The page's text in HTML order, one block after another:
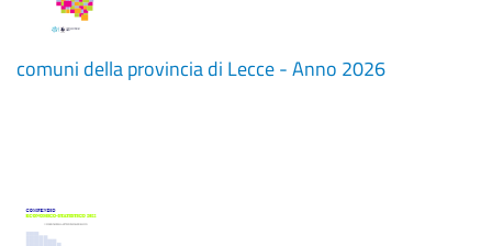
comuni della provincia di Lecce - Anno 2026